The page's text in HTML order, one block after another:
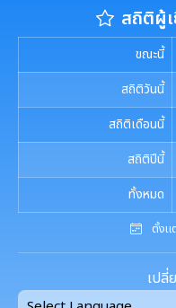
รายงานผลการใช้
รายงานผลการจั
รายการการจัดซื้
ความก้าวหน้ากา
การกำหนดอายุกา
การบริหารและพัฒน
หลักเกณฑ์การบ
แผนการบริหารแ
รายงานผลการ
ประจำปี
ประมวลจริยธรรม
การขับเคลื่อนจริย
การป้องกันการทุจริต
แนวปฏิบัติการจัด
ข้อมูลสถิติเรื่องร้
นโยบายไม่รับของ
การมีส่วนร่วมขอ
การเปิดโอกาสให้
การขับเคลื่อนนโยบา
ประกาศเจตนา
การขับเคลื่อนนโ
รายงานผลการด
Policy
มาตรการส่งเสริมคุณ
การนำผลการปร
รายงานผลการด
ความโปร่งใสภาย
แผนปฏิบัติการป้องกั
กฏหมายที่เกี่ยวข้อง
สถิติผู้
ขณะนี้
สถิติวันนี้
สถิติเดือนนี้
สถิติปีนี้
ทั้งหมด
ตั้งแ
เปลี่